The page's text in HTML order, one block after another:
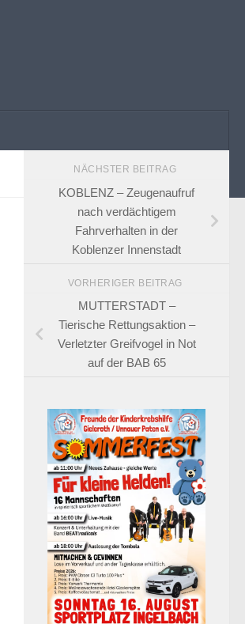
NÄCHSTER BEITRAG
KOBLENZ – Zeugenaufruf
nach verdächtigem
Fahrverhalten in der
Koblenzer Innenstadt
VORHERIGER BEITRAG
MUTTERSTADT –
Tierische Rettungsaktion –
Verletzter Greifvogel in Not
auf der BAB 65